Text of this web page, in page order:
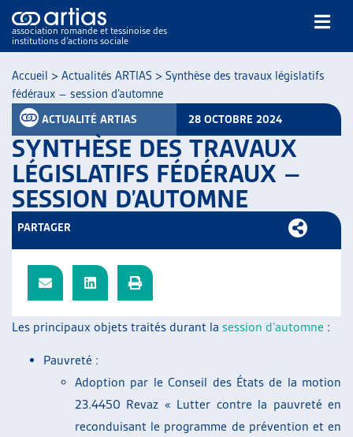
association romande et tessinoise des
institutions d’actions sociale
NOS PUBLICATIONS
ARTICLES
RESSOURCES
THÉMATIQUES
GUIDE SOCIAL ROMAND
ARTIAS
L’ASSOCIATION
PROJETS ET ACTIVITÉS
JOURNÉES D’AUTOMNE
Accueil > Actualités ARTIAS > Synthèse des travaux législatifs
fédéraux – session d’automne
ACTUALITÉ ARTIAS 28 OCTOBRE 2024
SYNTHÈSE DES TRAVAUX
LÉGISLATIFS FÉDÉRAUX –
SESSION D’AUTOMNE
Les principaux objets traités durant la session d’automne :
Pauvreté :
Adoption par le Conseil des États de la motion
23.4450 Revaz « Lutter contre la pauvreté en
reconduisant le programme de prévention et en
PARTAGER